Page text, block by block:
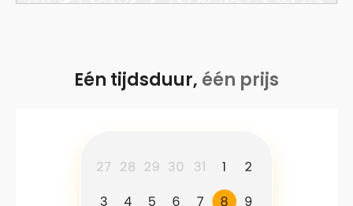
Eén tijdsduur, één prijs